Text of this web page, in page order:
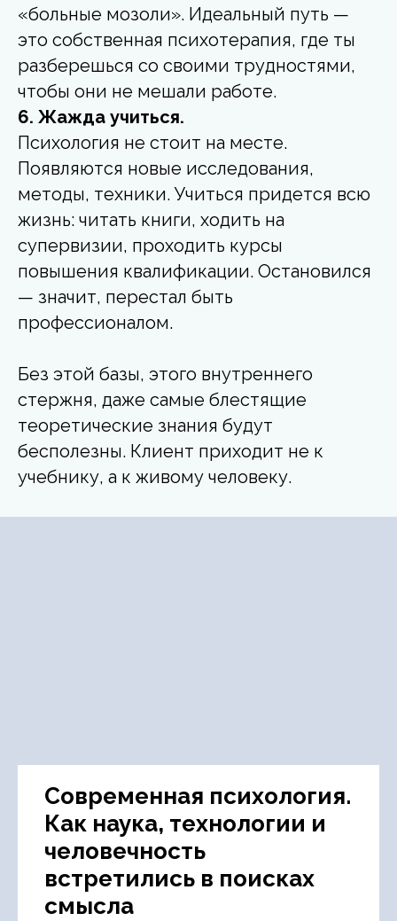
«больные мозоли». Идеальный путь —
это собственная психотерапия, где ты
разберешься со своими трудностями,
чтобы они не мешали работе.
6. Жажда учиться.
Психология не стоит на месте.
Появляются новые исследования,
методы, техники. Учиться придется всю
жизнь: читать книги, ходить на
супервизии, проходить курсы
повышения квалификации. Остановился
— значит, перестал быть
профессионалом.
Без этой базы, этого внутреннего
стержня, даже самые блестящие
теоретические знания будут
бесполезны. Клиент приходит не к
учебнику, а к живому человеку.
Современная психология.
Как наука, технологии и
человечность
встретились в поисках
смысла